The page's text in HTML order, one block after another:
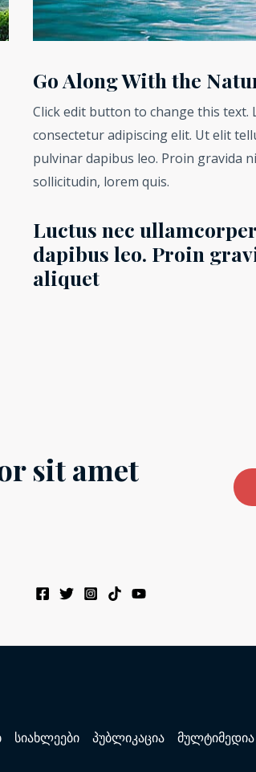
Go Along With the
Click edit button to change this text.
consectetur adipiscing elit. Ut elit
pulvinar dapibus leo. Proin gravida
sollicitudin, lorem quis.
Luctus nec
dapibus leo. Proin
aliquet
sit amet
სიახლეები პუბლიკაცია მულტიმედია